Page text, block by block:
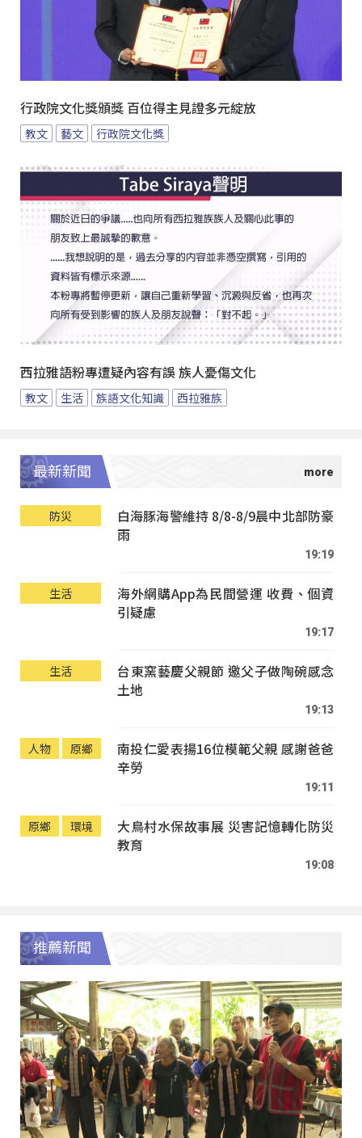
行政院文化獎頒獎 百位得主見證多元綻放
教文 藝文 行政院文化獎
西拉雅語粉專遭疑內容有誤 族人憂傷文化
教文 生活 族語文化知識 西拉雅族
最新新聞
防災
白海豚海警維持 8/8-8/9晨中北部防豪
雨
19:19
生活
海外網購App為民間營運 收費、個資
引疑慮
19:17
生活
台東窯藝慶父親節 邀父子做陶碗感念
土地
19:13
人物 原鄉
南投仁愛表揚16位模範父親 感謝爸爸
辛勞
19:11
原鄉 環境
大鳥村水保故事展 災害記憶轉化防災
教育
19:08
推薦新聞